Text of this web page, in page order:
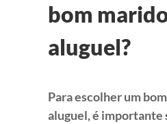
bom
aluguel?
Para escolher um
aluguel, é importante